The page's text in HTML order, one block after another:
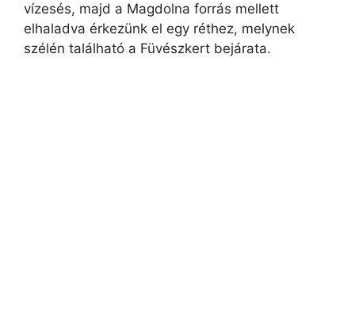
vízesés, majd a Magdolna forrás mellett
elhaladva érkezünk el egy réthez, melynek
szélén található a Füvészkert bejárata.